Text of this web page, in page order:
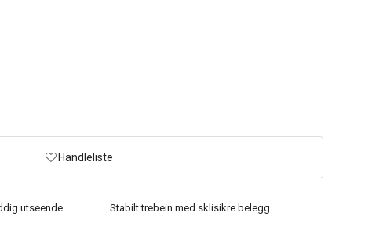
utseende Stabilt trebein med sklisikre belegg
Handleliste